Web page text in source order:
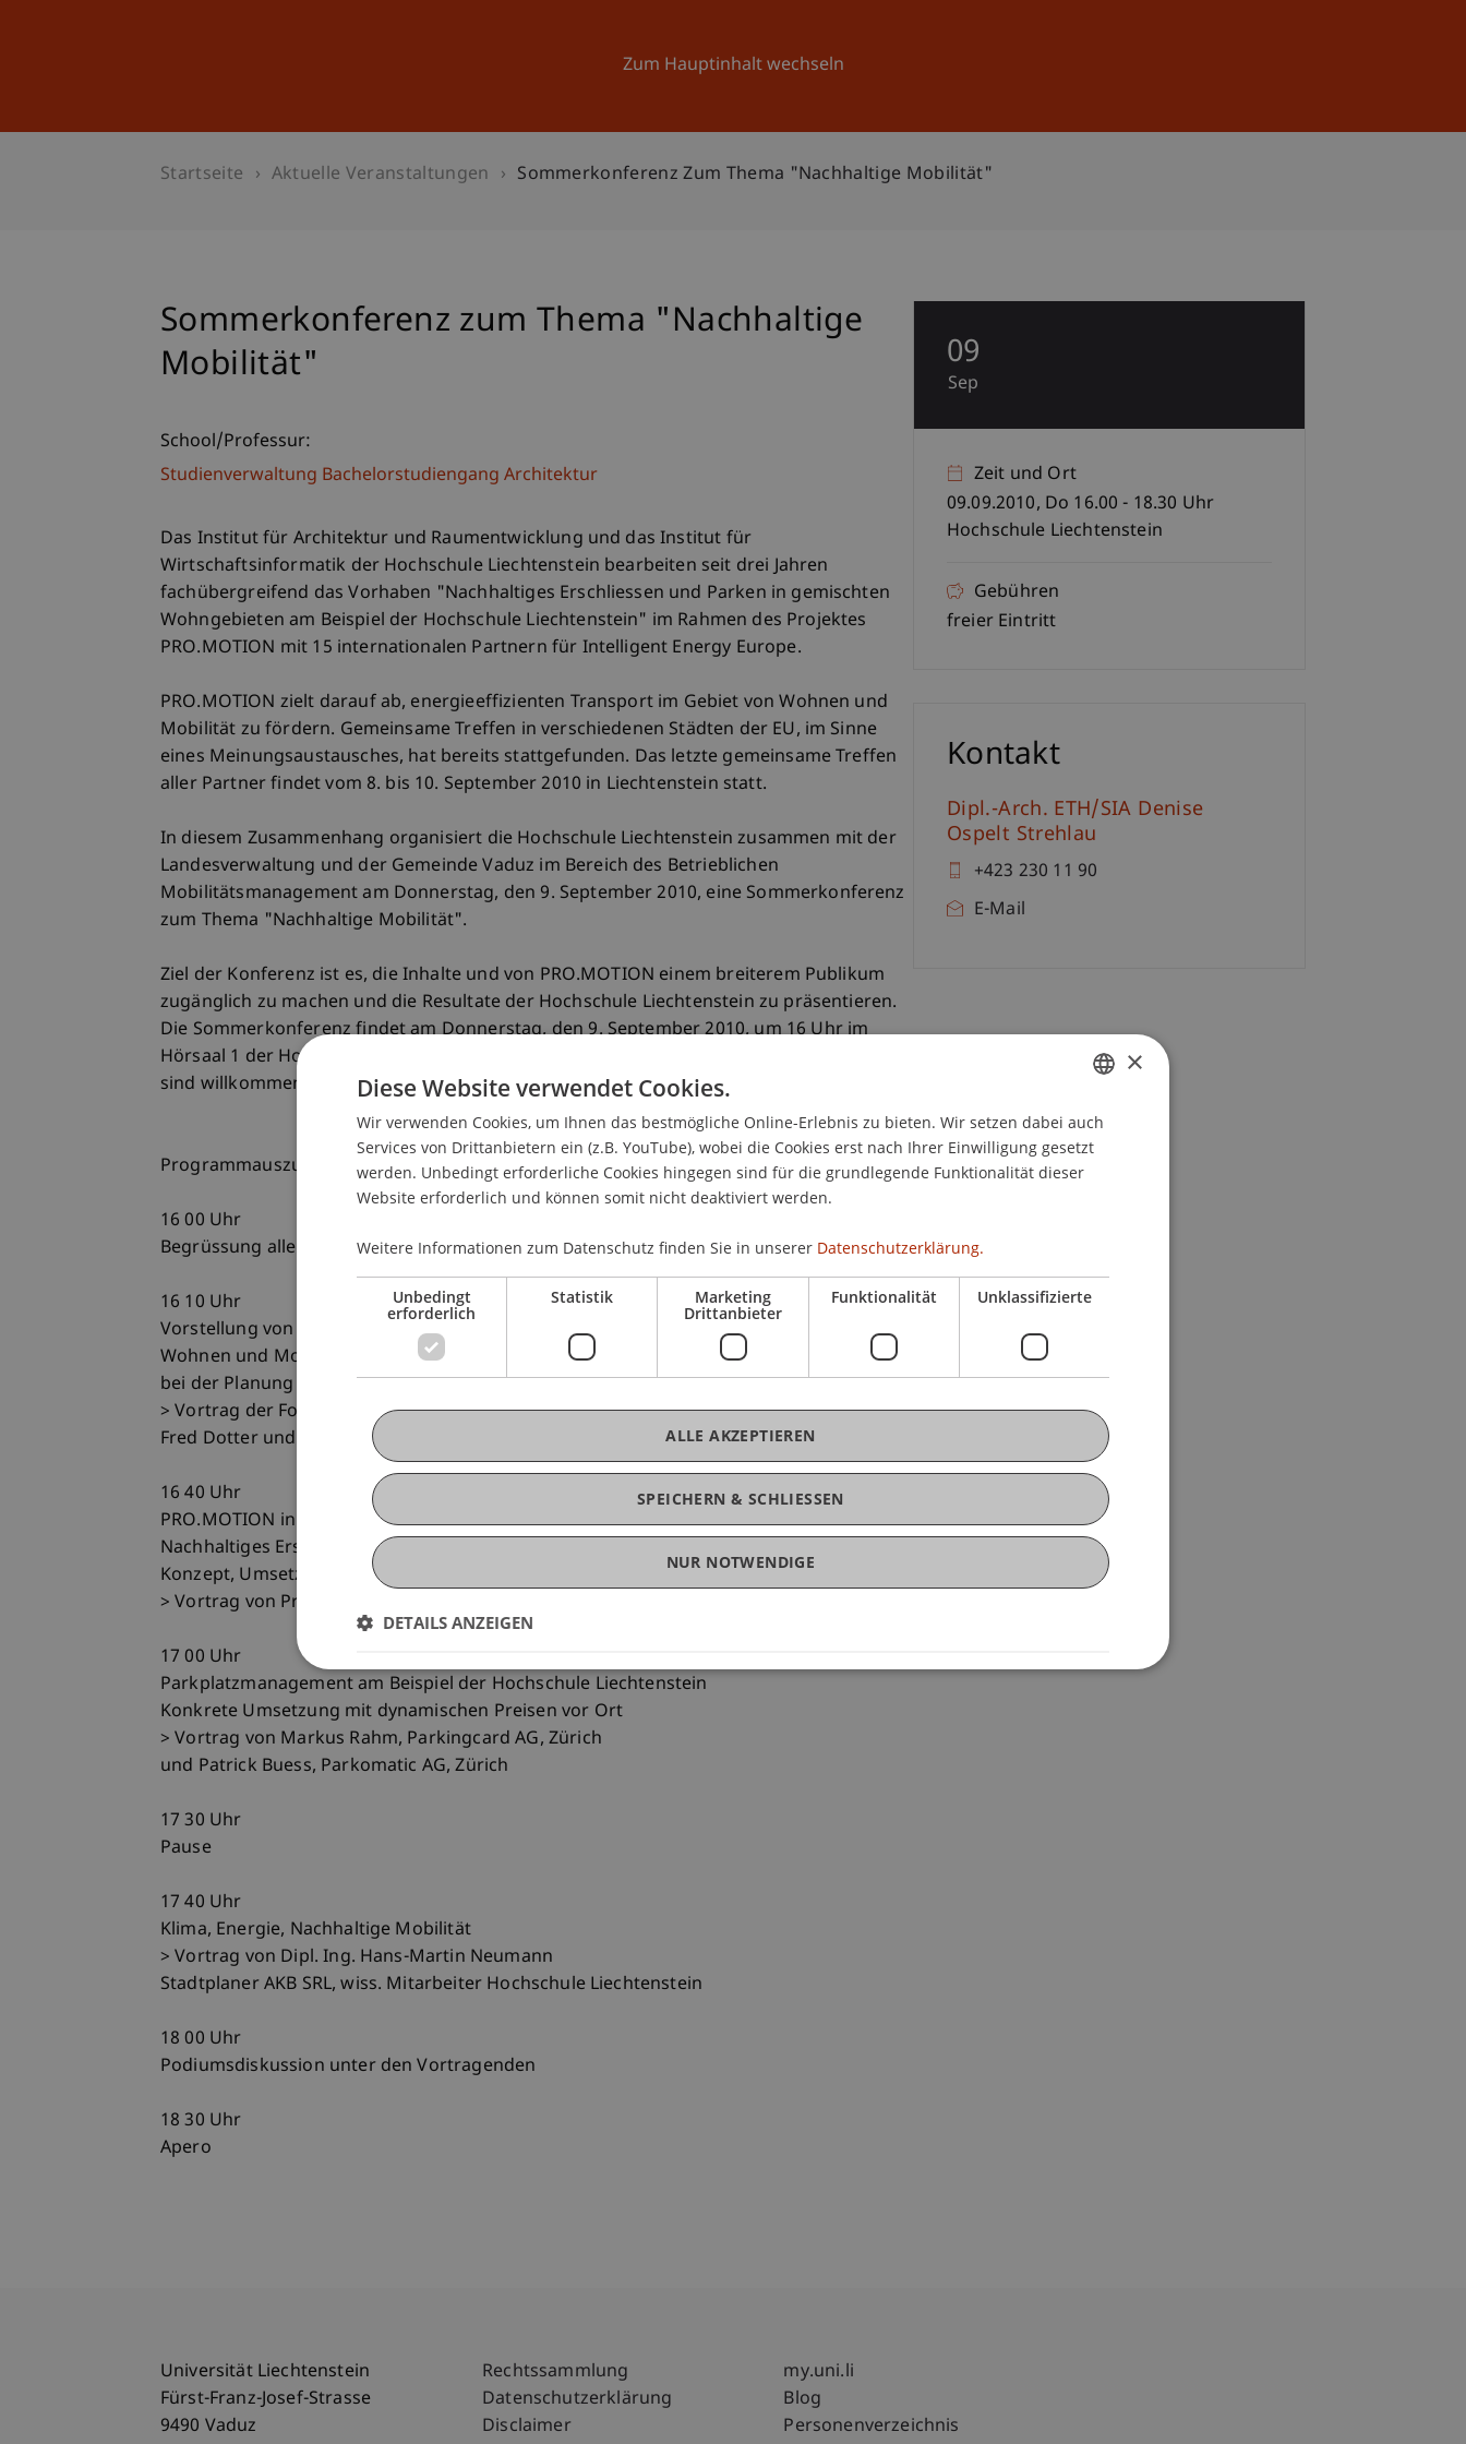
Zum Hauptinhalt wechseln
Universität Aktuelles
Startseite Aktuelle Veranstaltungen Sommerkonferenz Zum Thema "Nachhaltige Mobilität"
Sommerkonferenz zum Thema "Nachhaltige
Mobilität"
School/Professur:
Studienverwaltung Bachelorstudiengang Architektur
Das Institut für Architektur und Raumentwicklung und das Institut für
Wirtschaftsinformatik der Hochschule Liechtenstein bearbeiten seit drei Jahren
fachübergreifend das Vorhaben "Nachhaltiges Erschliessen und Parken in gemischten
Wohngebieten am Beispiel der Hochschule Liechtenstein" im Rahmen des Projektes
PRO.MOTION mit 15 internationalen Partnern für Intelligent Energy Europe.
PRO.MOTION zielt darauf ab, energieeffizienten Transport im Gebiet von Wohnen und
Mobilität zu fördern. Gemeinsame Treffen in verschiedenen Städten der EU, im Sinne
eines Meinungsaustausches, hat bereits stattgefunden. Das letzte gemeinsame Treffen
aller Partner findet vom 8. bis 10. September 2010 in Liechtenstein statt.
In diesem Zusammenhang organisiert die Hochschule Liechtenstein zusammen mit der
Landesverwaltung und der Gemeinde Vaduz im Bereich des Betrieblichen
Mobilitätsmanagement am Donnerstag, den 9. September 2010, eine Sommerkonferenz
zum Thema "Nachhaltige Mobilität".
Ziel der Konferenz ist es, die Inhalte und von PRO.MOTION einem breiterem Publikum
zugänglich zu machen und die Resultate der Hochschule Liechtenstein zu präsentieren.
Die Sommerkonferenz findet am Donnerstag, den 9. September 2010, um 16 Uhr im
Hörsaal 1 der Hochschule Liechtenstein statt. Die Teilnahme ist gratis. Alle Interessierten
sind willkommen.
Programmauszug
16 00 Uhr
Begrüssung aller Anwesenden durch Prof. Hansjörg Hilti
16 10 Uhr
Vorstellung von PRO.MOTION
Wohnen und Mobilität - Möglichkeiten des Mobilitätsmanagements
bei der Planung von Neubauten und Siedlungen
> Vortrag der Forschungsgesellschaft Mobilität FGM-AMOR
Fred Dotter und Claus Köllinger
16 40 Uhr
PRO.MOTION in Liechtenstein
Nachhaltiges Erschliessen und Parken am Beispiel der Hochschule
Konzept, Umsetzung und Szenarien
> Vortrag von Prof. Jan vom Brocke, Liechtenstein
17 00 Uhr
Parkplatzmanagement am Beispiel der Hochschule Liechtenstein
Konkrete Umsetzung mit dynamischen Preisen vor Ort
> Vortrag von Markus Rahm, Parkingcard AG, Zürich
und Patrick Buess, Parkomatic AG, Zürich
17 30 Uhr
Pause
17 40 Uhr
Klima, Energie, Nachhaltige Mobilität
> Vortrag von Dipl. Ing. Hans-Martin Neumann
Stadtplaner AKB SRL, wiss. Mitarbeiter Hochschule Liechtenstein
18 00 Uhr
Podiumsdiskussion unter den Vortragenden
18 30 Uhr
Apero
09
Sep
Zeit und Ort
09.09.2010, Do 16.00 - 18.30 Uhr
Hochschule Liechtenstein
Gebühren
freier Eintritt
Kontakt
Dipl.-Arch. ETH/SIA Denise
Ospelt Strehlau
+423 230 11 90
E-Mail
Universität Liechtenstein
Fürst-Franz-Josef-Strasse
9490 Vaduz
Fußzeile Rechtliche Hinweise
Rechtssammlung
Datenschutzerklärung
Disclaimer
Fußzeile Subdomain-Verzeichnis
my.uni.li
Blog
Personenverzeichnis
GERMAN
ENGLISH
×
Diese Website verwendet Cookies.
Wir verwenden Cookies, um Ihnen das bestmögliche Online-Erlebnis zu bieten. Wir setzen dabei auch
Services von Drittanbietern ein (z.B. YouTube), wobei die Cookies erst nach Ihrer Einwilligung gesetzt
werden. Unbedingt erforderliche Cookies hingegen sind für die grundlegende Funktionalität dieser
Website erforderlich und können somit nicht deaktiviert werden.
Weitere Informationen zum Datenschutz finden Sie in unserer Datenschutzerklärung.
Unbedingt
erforderlich
Statistik Marketing
Drittanbieter
Funktionalität Unklassifizierte
SPEICHERN & SCHLIESSEN
ALLE AKZEPTIEREN
NUR NOTWENDIGE
DETAILS ANZEIGEN